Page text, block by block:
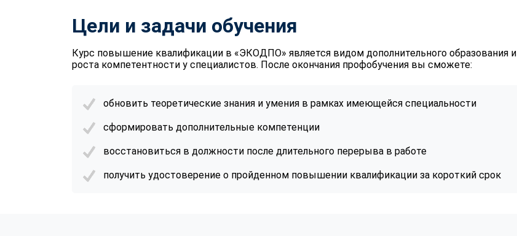
Цели и задачи обучения
Курс повышение квалификации в «ЭКОДПО» является видом дополнительного образования и
роста компетентности у специалистов. После окончания профобучения вы сможете:
обновить теоретические знания и умения в рамках имеющейся специальности
сформировать дополнительные компетенции
восстановиться в должности после длительного перерыва в работе
получить удостоверение о пройденном повышении квалификации за короткий срок